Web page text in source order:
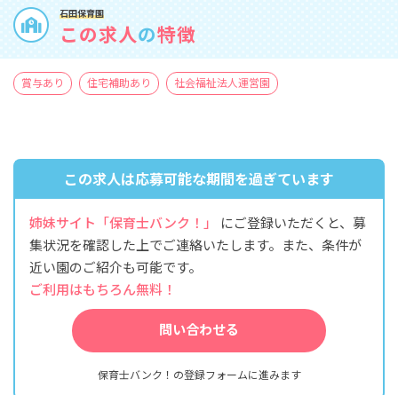
石田保育園
この求人の特徴
賞与あり 住宅補助あり 社会福祉法人運営園
この求人は応募可能な期間を過ぎています
姉妹サイト「保育士バンク！」
にご登録いただくと、募
集状況を確認した上でご連絡いたします。また、条件が
近い園のご紹介も可能です。
ご利用はもちろん無料！
問い合わせる
保育士バンク！の登録フォームに進みます